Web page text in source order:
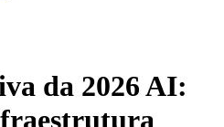
da 2026 AI: